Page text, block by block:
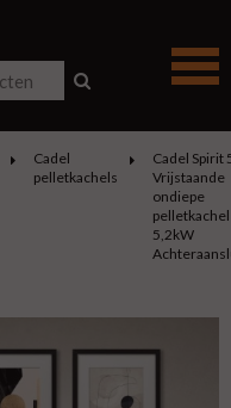
Cadel
pelletkachels
Cadel Spirit
Vrijstaande
ondiepe
pelletkachel
5,2kW